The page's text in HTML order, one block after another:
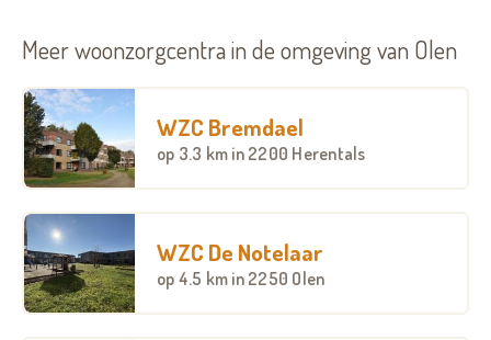
Meer woonzorgcentra in de omgeving van Olen
WZC Bremdael
op 3.3 km in 2200 Herentals
WZC De Notelaar
op 4.5 km in 2250 Olen